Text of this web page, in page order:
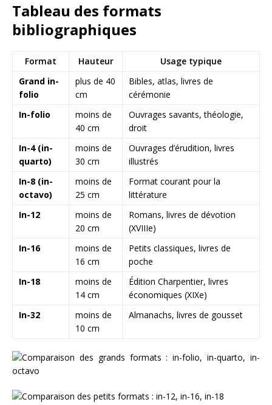
Tableau des formats
bibliographiques
Format Hauteur
Usage typique
Grand in-
folio
plus de 40
cm
Bibles, atlas, livres de
cérémonie
In-folio
moins de
40 cm
Ouvrages savants, théologie,
droit
In-4 (in-
quarto)
moins de
30 cm
Ouvrages d’érudition, livres
illustrés
In-8 (in-
octavo)
moins de
25 cm
Format courant pour la
littérature
In-12
moins de
20 cm
Romans, livres de dévotion
(XVIIIe)
In-16
moins de
16 cm
Petits classiques, livres de
poche
In-18
moins de
14 cm
Édition Charpentier, livres
économiques (XIXe)
In-32
moins de
10 cm
Almanachs, livres de gousset